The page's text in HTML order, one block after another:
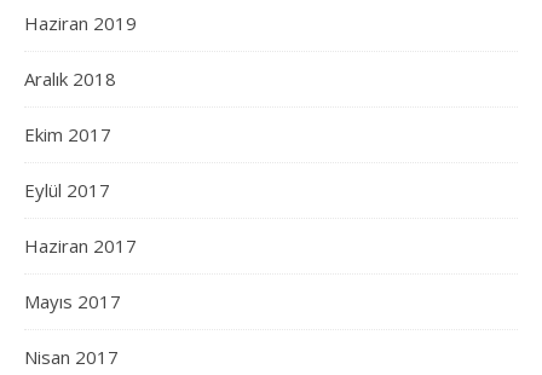
Haziran 2019
Aralık 2018
Ekim 2017
Eylül 2017
Haziran 2017
Mayıs 2017
Nisan 2017